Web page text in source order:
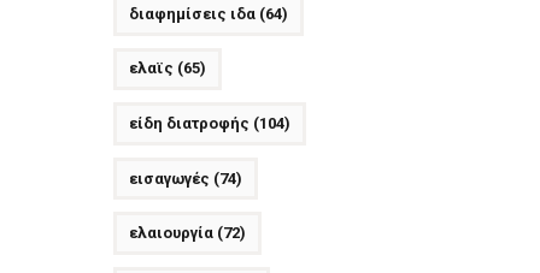
διαφημίσεις ιδα(64)
ελαϊς (65)
είδη διατροφής (104)
εισαγωγές (74)
ελαιουργία(72)